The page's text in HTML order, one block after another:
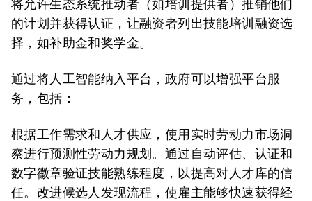
将允许生态系统推动者（如培训提供者）推销他们
的计划并获得认证，让融资者列出技能培训融资选
择，如补助金和奖学金。
通过将人工智能纳入平台，政府可以增强平台服
务，包括：
根据工作需求和人才供应，使用实时劳动力市场洞
察进行预测性劳动力规划。 通过自动评估、认证和
数字徽章验证技能熟练程度 ，以提高对人才库的信
任。 改进候选人发现流程 ，使雇主能够快速获得经